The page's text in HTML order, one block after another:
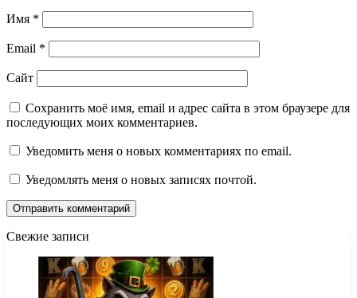
Имя *
Email *
Сайт
Сохранить моё имя, email и адрес сайта в этом браузере для
последующих моих комментариев.
Уведомить меня о новых комментариях по email.
Уведомлять меня о новых записях почтой.
Свежие записи